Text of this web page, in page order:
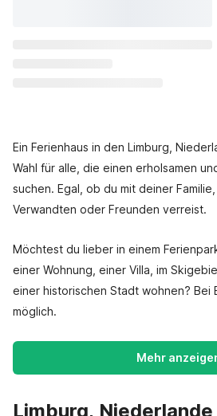
Ein Ferienhaus in den Limburg,
Wahl für alle, die einen erholsamen
suchen. Egal, ob du mit deiner
Verwandten oder Freunden verreist.
Möchtest du lieber in einem
einer Wohnung, einer Villa, im
einer historischen Stadt wohnen? Bei
möglich.
Mehr
Limburg, Niederlande